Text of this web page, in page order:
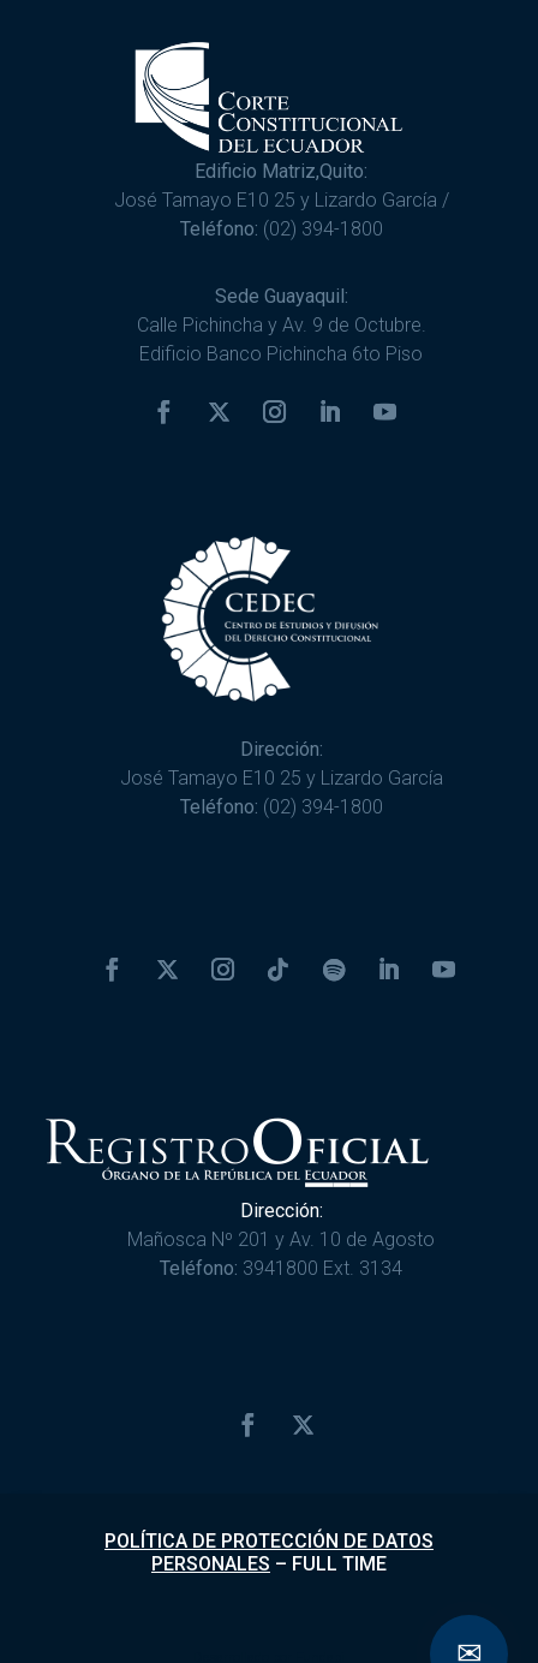
Edificio Matriz,Quito:
José Tamayo E10 25 y Lizardo García /
Teléfono: (02) 394-1800
Sede Guayaquil:
Calle Pichincha y Av. 9 de Octubre.
Edificio Banco Pichincha 6to Piso
Dirección:
José Tamayo E10 25 y Lizardo García
Teléfono: (02) 394-1800
Dirección:
Mañosca Nº 201 y Av. 10 de Agosto
Teléfono: 3941800 Ext. 3134
POLÍTICA DE PROTECCIÓN DE DATOS
PERSONALES – FULL TIME
✉